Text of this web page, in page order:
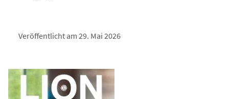
Veröffentlicht am 29. Mai 2026